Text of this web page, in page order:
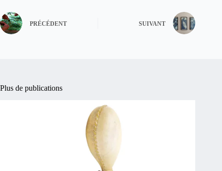
PRÉCÉDENT SUIVANT
Plus de publications